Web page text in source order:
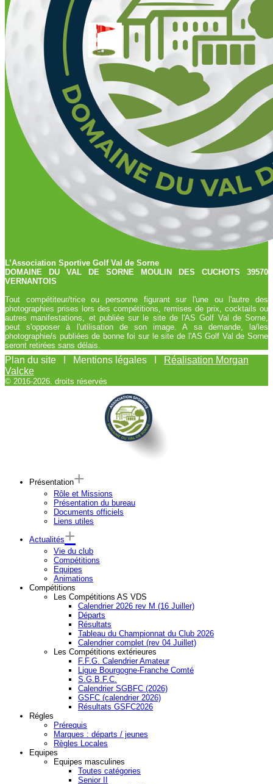
L’Association Sportive Golf Val de Sorne
DOMAINE DU VAL DE SORNE MOULIN DES CUCHOTS 39570
VERNANTOIS
Tout compétiteur/trice ou personne figurant sur l'une ou l'autre des
photographies prises lors des compétitions, remises de prix, cocktails ou
autres manifestations, et publiée sur le site de l'AS Golf Val de Sorne,
peut s'opposer à l'utilisation de son image. A sa demande, la/les
photographie/s publiées de bonne foi sur le site de l'AS Golf Val de Sorne
seront retirées sans délais.
Plan du site I Mentions légales I
Réalisation Morgan
Valcke
© 2016-2026. droits réservés
Présentation
Rôle et Missions
Présentation du bureau
Documents officiels
Liens utiles
Actualités
Vie du club
Compétitions
Equipes
Animations
Compétitions
Les Compétitions AS VDS
Calendrier 2026 rev M (16 Juiller)
Départs
Résultats
Tableau du Championnat du Club 2026
Calendrier complet (rev 04 Juillet)
Les Compétitions extérieures
F.F.G. Calendrier Amateur
Ligue Bourgogne-Franche Comté
S.G.B.F.C.
Calendrier SGBFC (2026)
GSFC (calendrier 2026)
Résultats GSFC2026
Régles
Prérequis
Marques : départs / jeunes
Règles Locales
Equipes
Equipes masculines
Toutes catégories
Senior II